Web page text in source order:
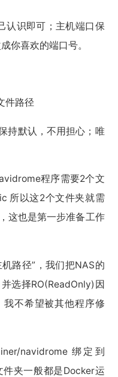
认识即可；主机端口保
你喜欢的端口号。
件路径
持默认，不用担心；唯
程序需要2个文
所以这2个文件夹就需
这也是第一步准备工作
路径”，我们把NAS的
选择RO(ReadOnly)因
不希望被其他程序修
navidrome 绑定到
夹一般都是Docker运